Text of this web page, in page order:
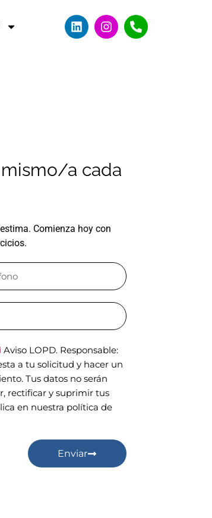
a cada
Comienza hoy con
Aviso LOPD. Responsable:
a tu solicitud y hacer un
Tus datos no serán
rectificar y suprimir tus
en nuestra política de
Enviar